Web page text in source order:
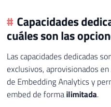
Capacidades
cuáles son las
Las capacidades dedicadas
exclusivos, aprovisionados
de Embedding Analytics y
embed de formailimitada.